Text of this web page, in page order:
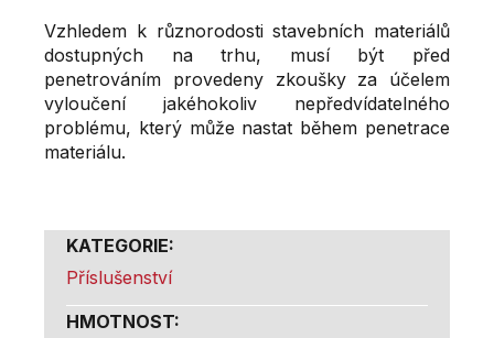
Vzhledem k různorodosti stavebních materiálů
dostupných na trhu, musí být před
penetrováním provedeny zkoušky za účelem
vyloučení jakéhokoliv nepředvídatelného
problému, který může nastat během penetrace
materiálu.
KATEGORIE:
Příslušenství
HMOTNOST: